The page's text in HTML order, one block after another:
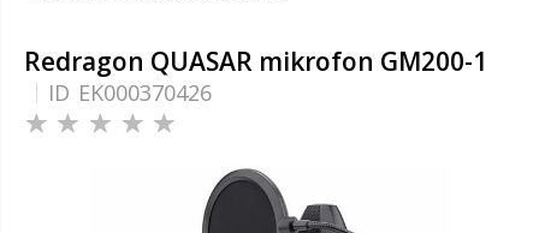
Redragon QUASAR mikrofon GM200-1
ID EK000370426